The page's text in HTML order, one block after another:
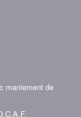
maniement de